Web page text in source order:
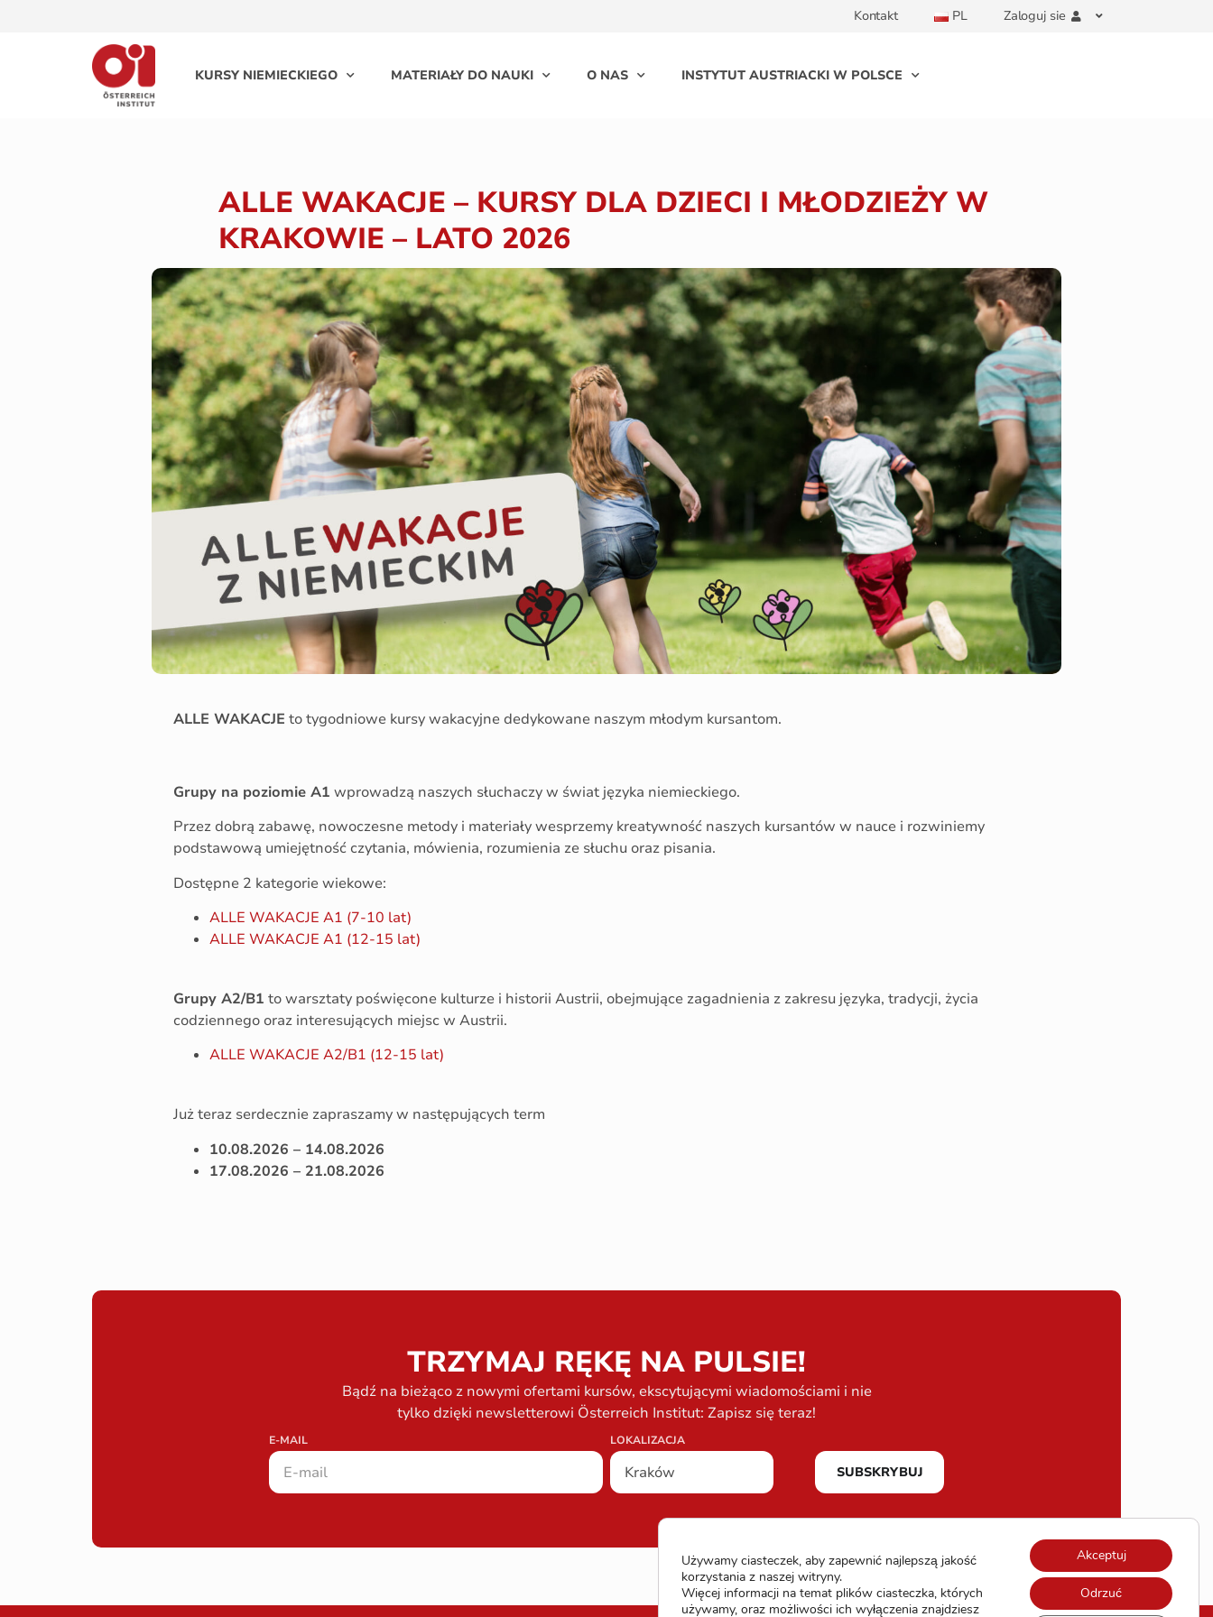
Kontakt PL Zaloguj sie
KURSY NIEMIECKIEGO MATERIAŁY DO NAUKI O NAS INSTYTUT AUSTRIACKI W POLSCE
ALLE WAKACJE – KURSY DLA DZIECI I MŁODZIEŻY W
KRAKOWIE – LATO 2026
ALLE WAKACJE to tygodniowe kursy wakacyjne dedykowane naszym młodym kursantom.
Grupy na poziomie A1 wprowadzą naszych słuchaczy w świat języka niemieckiego.
Przez dobrą zabawę, nowoczesne metody i materiały wesprzemy kreatywność naszych kursantów w nauce i rozwiniemy
podstawową umiejętność czytania, mówienia, rozumienia ze słuchu oraz pisania.
Dostępne 2 kategorie wiekowe:
ALLE WAKACJE A1 (7-10 lat)
ALLE WAKACJE A1 (12-15 lat)
Grupy A2/B1 to warsztaty poświęcone kulturze i historii Austrii, obejmujące zagadnienia z zakresu języka, tradycji, życia
codziennego oraz interesujących miejsc w Austrii.
ALLE WAKACJE A2/B1 (12-15 lat)
Już teraz serdecznie zapraszamy w następujących term
10.08.2026 – 14.08.2026
17.08.2026 – 21.08.2026
TRZYMAJ RĘKĘ NA PULSIE!
Bądź na bieżąco z nowymi ofertami kursów, ekscytującymi wiadomościami i nie
tylko dzięki newsletterowi Österreich Institut: Zapisz się teraz!
E-MAIL LOKALIZACJA
SUBSKRYBUJ
Używamy ciasteczek, aby zapewnić najlepszą jakość
korzystania z naszej witryny.
Więcej informacji na temat plików ciasteczka, których
używamy, oraz możliwości ich wyłączenia znajdziesz
Akceptuj
Odrzuć